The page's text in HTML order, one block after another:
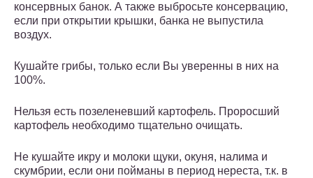
консервных банок. А также выбросьте консервацию,
если при открытии крышки, банка не выпустила
воздух.
Кушайте грибы, только если Вы уверенны в них на
100%.
Нельзя есть позеленевший картофель. Проросший
картофель необходимо тщательно очищать.
Не кушайте икру и молоки щуки, окуня, налима и
скумбрии, если они пойманы в период нереста, т.к. в